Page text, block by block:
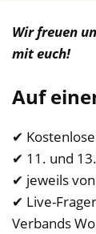
Wir freuen
mit euch!
Auf
✔
✔ 11. und
✔ jeweils
✔ Live-
Verbands